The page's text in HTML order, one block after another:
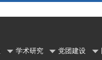
学术研究 党团建设